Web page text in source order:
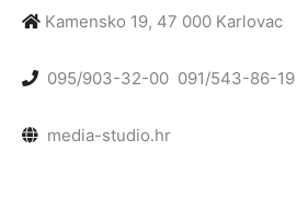
Kamensko 19, 47 000 Karlovac
095/903-32-00 091/543-86-19
media-studio.hr